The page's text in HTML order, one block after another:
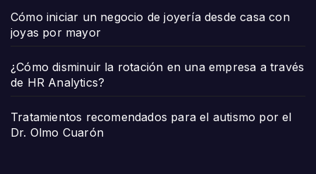
Cómo iniciar un negocio de joyería desde casa con
joyas por mayor
¿Cómo disminuir la rotación en una empresa a través
de HR Analytics?
Tratamientos recomendados para el autismo por el
Dr. Olmo Cuarón